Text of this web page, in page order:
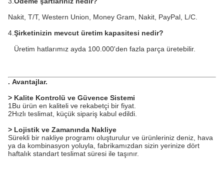
Nakit, T/T, Western Union, Money Gram, Nakit, PayPal, L/C.
4. Şirketinizin mevcut üretim kapasitesi nedir?
Üretim hatlarımız ayda 100.000'den fazla parça üretebilir.
. Avantajlar.
> Kalite Kontrolü ve Güvence Sistemi
1Bu ürün en kaliteli ve rekabetçi bir fiyat.
2Hızlı teslimat, küçük sipariş kabul edildi.
> Lojistik ve Zamanında Nakliye
Sürekli bir nakliye programı oluşturulur ve ürünleriniz deniz, hava
ya da kombinasyon yoluyla, fabrikamızdan sizin yerinize dört
haftalık standart teslimat süresi ile taşınır.